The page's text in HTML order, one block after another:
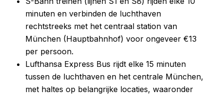
minuten en verbinden de luchthaven
rechtstreeks met het centraal station van
München (Hauptbahnhof) voor ongeveer €13
per persoon.
Lufthansa Express Bus rijdt elke 15 minuten
tussen de luchthaven en het centrale München,
met haltes op belangrijke locaties, waaronder